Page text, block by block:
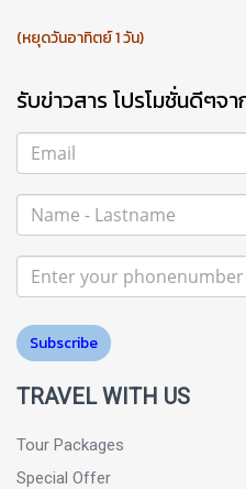
(หยุดวันอาทิตย์ 1 วัน)
รับข่าวสาร โปรโมชั่นดีๆจา
Subscribe
TRAVEL WITH US
Tour Packages
Special Offer